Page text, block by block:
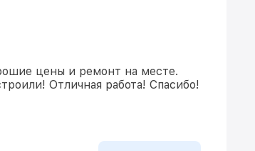
цены и ремонт на месте.
Отличная работа! Спасибо!